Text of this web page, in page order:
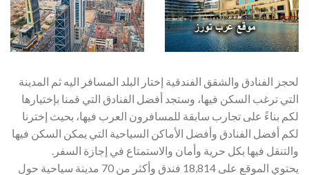
لحجز الفنادق والشقق الفندقية إختار البلد المسافر اليه ثم المدينة
التي ترغب السكن فيها، وستجد أفضل الفنادق التي قمنا بإختيارها
لكم بناءً على تجارب سابقة للمسافرون العرب فيها، بحيث إخترنا
لكم أفضل الفنادق وأفضل الأماكن السياحية التي يمكن السكن فيها
والتنقل فيها بكل حرية وأمان والاستمتاع في إجازة السفر.
يحتوي الموقع على 18,814 فندق وأكثر من 70 مدينة سياحية حول